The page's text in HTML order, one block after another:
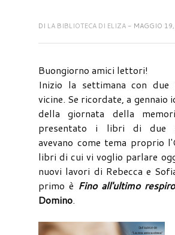
DI LA BIBLIOTECA DI ELIZA - MAGGIO
Buongiorno amici lettori!
Inizio la settimana con due
vicine. Se ricordate, a gennaio
della giornata della
presentato i libri di due
avevano come tema proprio
libri di cui vi voglio parlare
nuovi lavori di Rebecca e
primo è Fino all'ultimo respiro
Domino.